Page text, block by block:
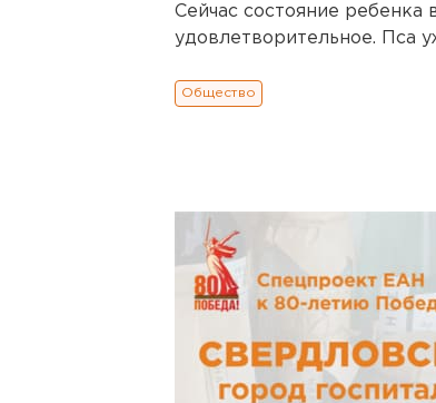
Сейчас состояние ребенка
удовлетворительное. Пса
Общество